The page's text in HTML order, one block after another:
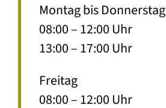
Montag bis Donnerstag
08:00 – 12:00 Uhr
13:00 – 17:00 Uhr
Freitag
08:00 – 12:00 Uhr